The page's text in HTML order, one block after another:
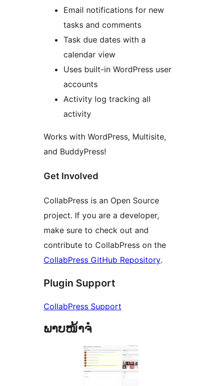
Email notifications for new
tasks and comments
Task due dates with a
calendar view
Uses built-in WordPress user
accounts
Activity log tracking all
activity
Works with WordPress, Multisite,
and BuddyPress!
Get Involved
CollabPress is an Open Source
project. If you are a developer,
make sure to check out and
contribute to CollabPress on the
CollabPress GitHub Repository.
Plugin Support
CollabPress Support
ພາບໜ້າຈໍ